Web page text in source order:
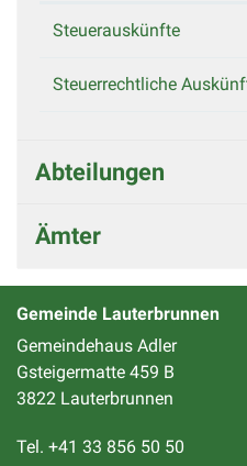
Steuerauskünfte
Steuerrechtliche
Abteilungen
Ämter
Gemeinde Lauterbrunnen
Gemeindehaus Adler
Gsteigermatte 459 B
3822 Lauterbrunnen
Tel. +41 33 856 50 50